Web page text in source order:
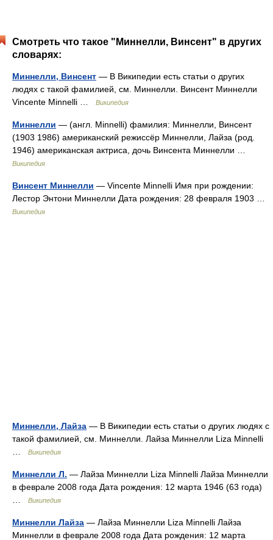
Смотреть что такое "Миннелли, Винсент" в других
словарях:
Миннелли, Винсент — В Википедии есть статьи о других
людях с такой фамилией, см. Миннелли. Винсент Миннелли
Vincente Minnelli …
Википедия
Миннелли — (англ. Minnelli) фамилия: Миннелли, Винсент
(1903 1986) американский режиссёр Миннелли, Лайза (род.
1946) американская актриса, дочь Винсента Миннелли …
Википедия
Винсент Миннелли — Vincente Minnelli Имя при рождении:
Лестор Энтони Миннелли Дата рождения: 28 февраля 1903 …
Википедия
Миннелли, Лайза — В Википедии есть статьи о других людях с
такой фамилией, см. Миннелли. Лайза Миннелли Liza Minnelli
Википедия
Миннелли Л. — Лайза Миннелли Liza Minnelli Лайза Миннелли
в феврале 2008 года Дата рождения: 12 марта 1946 (63 года)
Википедия
Миннелли Лайза — Лайза Миннелли Liza Minnelli Лайза
Миннелли в феврале 2008 года Дата рождения: 12 марта